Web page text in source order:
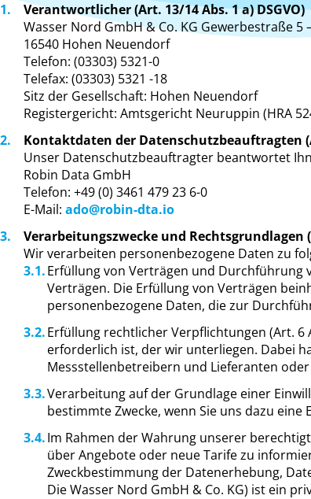
Verantwortlicher (Art. 13/14 Abs. 1 a) DSGVO)
Wasser Nord GmbH & Co. KG Gewerbestraße 5
16540 Hohen Neuendorf
Telefon: (03303) 5321-0
Telefax: (03303) 5321 -18
Sitz der Gesellschaft: Hohen Neuendorf
Registergericht: Amtsgericht Neuruppin (HRA
Kontaktdaten der Datenschutzbeauftragten
Unser Datenschutzbeauftragter beantwortet
Robin Data GmbH
Telefon: +49 (0) 3461 479 23 6-0
E-Mail: ado@robin-dta.io
Verarbeitungszwecke und Rechtsgrundlagen
Wir verarbeiten personenbezogene Daten zu
Erfüllung von Verträgen und Durchführung
Verträgen. Die Erfüllung von Verträgen
personenbezogene Daten, die zur
Erfüllung rechtlicher Verpflichtungen (Art. 6
erforderlich ist, der wir unterliegen. Dabei
Messstellenbetreibern und Lieferanten
Verarbeitung auf der Grundlage einer
bestimmte Zwecke, wenn Sie uns dazu eine
Im Rahmen der Wahrung unserer
über Angebote oder neue Tarife zu
Zweckbestimmung der Datenerhebung,
Die Wasser Nord GmbH & Co. KG) ist ein